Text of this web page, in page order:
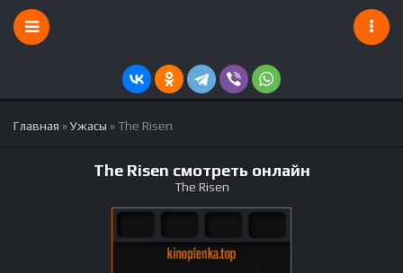
Главная »Ужасы » The Risen
The Risen смотреть онлайн
The Risen